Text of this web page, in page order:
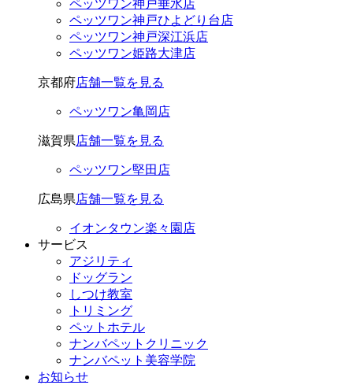
ペッツワン神戸垂水店
ペッツワン神戸ひよどり台店
ペッツワン神戸深江浜店
ペッツワン姫路大津店
京都府店舗一覧を見る
ペッツワン亀岡店
滋賀県店舗一覧を見る
ペッツワン堅田店
広島県店舗一覧を見る
イオンタウン楽々園店
サービス
アジリティ
ドッグラン
しつけ教室
トリミング
ペットホテル
ナンバペットクリニック
ナンバペット美容学院
お知らせ